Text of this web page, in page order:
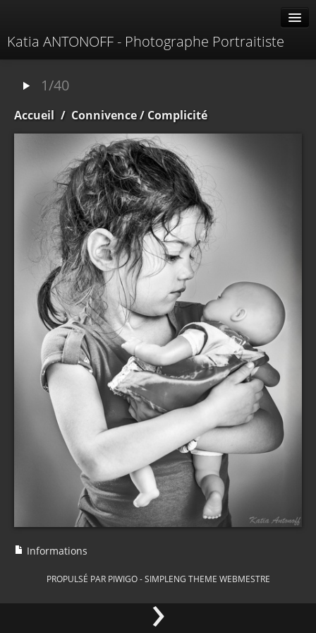
Katia ANTONOFF - Photographe Portraitiste
1/40
Accueil / Connivence/ Complicité
›
Informations
PROPULSÉ PAR PIWIGO-SIMPLENG THEME WEBMESTRE